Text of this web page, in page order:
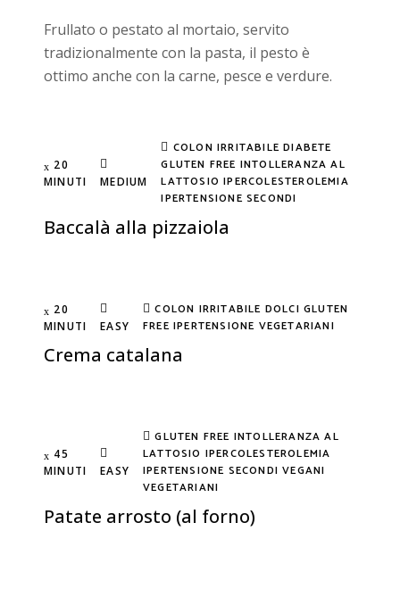
Frullato o pestato al mortaio, servito
tradizionalmente con la pasta, il pesto è
ottimo anche con la carne, pesce e verdure.
20
MINUTI
MEDIUM
COLON IRRITABILEDIABETE
GLUTEN FREE INTOLLERANZA AL
LATTOSIOIPERCOLESTEROLEMIA
IPERTENSIONESECONDI
Baccalà alla pizzaiola
20
MINUTI
EASY
COLON IRRITABILE DOLCIGLUTEN
FREEIPERTENSIONE VEGETARIANI
Crema catalana
45
MINUTI
EASY
GLUTEN FREE INTOLLERANZA AL
LATTOSIO IPERCOLESTEROLEMIA
IPERTENSIONE SECONDIVEGANI
VEGETARIANI
Patate arrosto (al forno)